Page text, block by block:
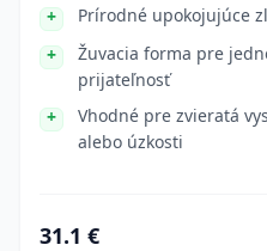
Prírodné upokojujúce
Žuvacia forma pre
prijateľnosť
Vhodné pre zvieratá
alebo úzkosti
31.1 €